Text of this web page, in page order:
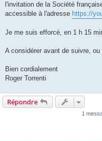
l'invitation de la Société
accessible à l'adresse https://
Je me suis efforcé, en 1 h 15
A considérer avant de suivre,
Bien cordialement
Roger Torrenti
Répondre
1